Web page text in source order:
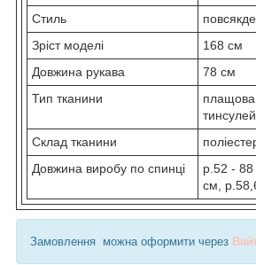
Стиль
Зріст моделі
168 см
Довжина рукава
78 см
Тип тканини
Склад тканини
Довжина виробу по спинці
р.52 -
см,
Замовлення можна оформити через